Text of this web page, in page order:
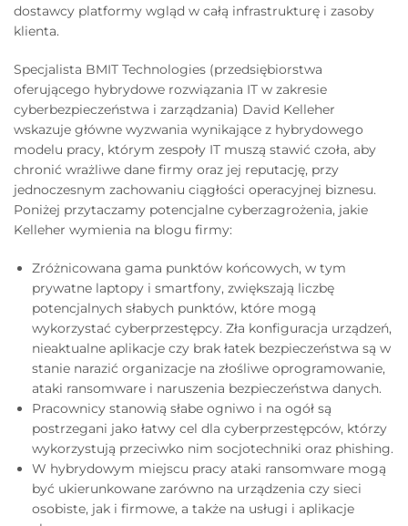
dostawcy platformy wgląd w całą infrastrukturę i zasoby
klienta.
Specjalista BMIT Technologies (przedsiębiorstwa
oferującego hybrydowe rozwiązania IT w zakresie
cyberbezpieczeństwa i zarządzania) David Kelleher
wskazuje główne wyzwania wynikające z hybrydowego
modelu pracy, którym zespoły IT muszą stawić czoła, aby
chronić wrażliwe dane firmy oraz jej reputację, przy
jednoczesnym zachowaniu ciągłości operacyjnej biznesu.
Poniżej przytaczamy potencjalne cyberzagrożenia, jakie
Kelleher wymienia na blogu firmy:
Zróżnicowana gama punktów końcowych, w tym
prywatne laptopy i smartfony, zwiększają liczbę
potencjalnych słabych punktów, które mogą
wykorzystać cyberprzestępcy. Zła konfiguracja urządzeń,
nieaktualne aplikacje czy brak łatek bezpieczeństwa są w
stanie narazić organizacje na złośliwe oprogramowanie,
ataki ransomware i naruszenia bezpieczeństwa danych.
Pracownicy stanowią słabe ogniwo i na ogół są
postrzegani jako łatwy cel dla cyberprzestępców, którzy
wykorzystują przeciwko nim socjotechniki oraz phishing.
W hybrydowym miejscu pracy ataki ransomware mogą
być ukierunkowane zarówno na urządzenia czy sieci
osobiste, jak i firmowe, a także na usługi i aplikacje